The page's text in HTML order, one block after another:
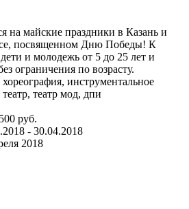
на майские праздники в Казань и
посвященном Дню Победы! К
и молодежь от 5 до 25 лет и
ограничения по возрасту.
хореография, инструментальное
театр мод, дпи
руб.
- 30.04.2018
2018